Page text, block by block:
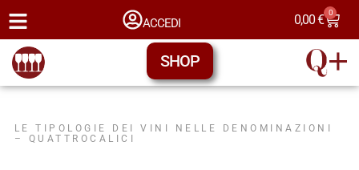
ACCEDI 0,00€ 0
SHOP
LE TIPOLOGIE DEI VINI NELLE DENOMINAZIONI
– QUATTROCALICI